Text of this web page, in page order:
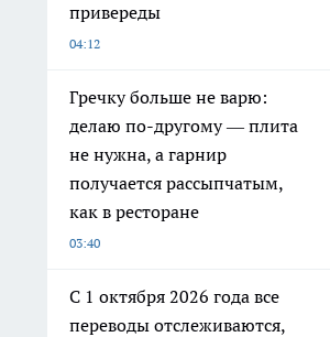
привереды
04:12
Гречку больше не варю:
делаю по-другому — плита
не нужна, а гарнир
получается рассыпчатым,
как в ресторане
03:40
С 1 октября 2026 года все
переводы отслеживаются,